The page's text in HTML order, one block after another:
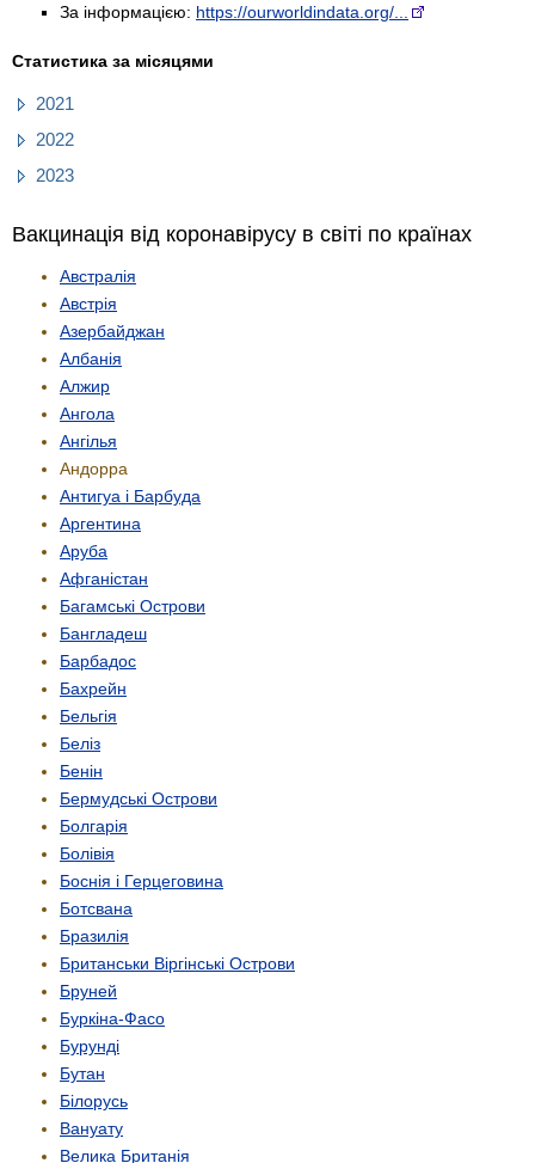
За інформацією: https://ourworldindata.org/...
Статистика за місяцями
2021
2022
2023
Вакцинація від коронавірусу в світі по країнах
Австралія
Австрія
Азербайджан
Албанія
Алжир
Ангола
Ангілья
Андорра
Антигуа і Барбуда
Аргентина
Аруба
Афганістан
Багамські Острови
Бангладеш
Барбадос
Бахрейн
Бельгія
Беліз
Бенін
Бермудські Острови
Болгарія
Болівія
Боснія і Герцеговина
Ботсвана
Бразилія
Британськи Віргінські Острови
Бруней
Буркіна-Фасо
Бурунді
Бутан
Білорусь
Вануату
Велика Британія